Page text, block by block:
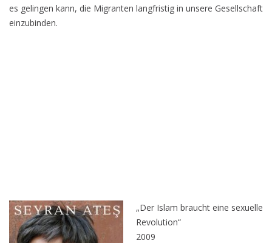
es gelingen kann, die Migranten langfristig in unsere Gesellschaft
einzubinden.
„Der Islam braucht eine sexuelle
Revolution“
2009